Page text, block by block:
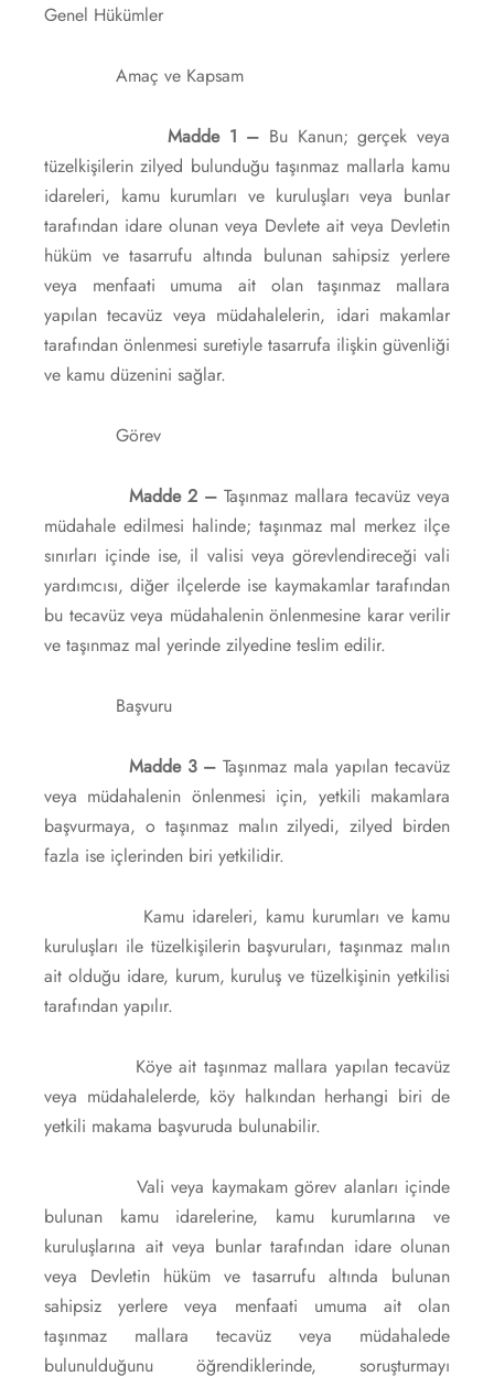
Genel Hükümler
Amaç ve Kapsam
Madde 1 – Bu Kanun; gerçek veya
tüzelkişilerin zilyed bulunduğu taşınmaz mallarla kamu
idareleri, kamu kurumları ve kuruluşları veya bunlar
tarafından idare olunan veya Devlete ait veya Devletin
hüküm ve tasarrufu altında bulunan sahipsiz yerlere
veya menfaati umuma ait olan taşınmaz mallara
yapılan tecavüz veya müdahalelerin, idari makamlar
tarafından önlenmesi suretiyle tasarrufa ilişkin güvenliği
ve kamu düzenini sağlar.
Görev
Madde 2 –Taşınmaz mallara tecavüz veya
müdahale edilmesi halinde; taşınmaz mal merkez ilçe
sınırları içinde ise, il valisi veya görevlendireceği vali
yardımcısı, diğer ilçelerde ise kaymakamlar tarafından
bu tecavüz veya müdahalenin önlenmesine karar verilir
ve taşınmaz mal yerinde zilyedine teslim edilir.
Başvuru
Madde 3 –Taşınmaz mala yapılan tecavüz
veya müdahalenin önlenmesi için, yetkili makamlara
başvurmaya, o taşınmaz malın zilyedi, zilyed birden
fazla ise içlerinden biri yetkilidir.
Kamu idareleri, kamu kurumları ve kamu
kuruluşları ile tüzelkişilerin başvuruları, taşınmaz malın
ait olduğu idare, kurum, kuruluş ve tüzelkişinin yetkilisi
tarafından yapılır.
Köye ait taşınmaz mallara yapılan tecavüz
veya müdahalelerde, köy halkından herhangi biri de
yetkili makama başvuruda bulunabilir.
Vali veya kaymakam görev alanları içinde
bulunan kamu idarelerine, kamu kurumlarına ve
kuruluşlarına ait veya bunlar tarafından idare olunan
veya Devletin hüküm ve tasarrufu altında bulunan
sahipsiz yerlere veya menfaati umuma ait olan
taşınmaz mallara tecavüz veya müdahalede
bulunulduğunu öğrendiklerinde, soruşturmayı